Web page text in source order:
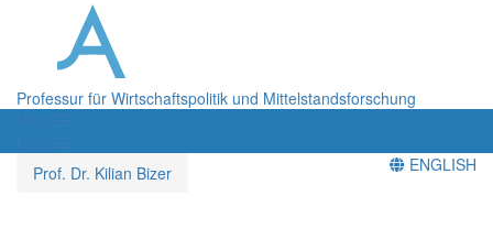
Professur für Wirtschaftspolitik und Mittelstandsforschung
Prof. Dr. Kilian Bizer
ENGLISH